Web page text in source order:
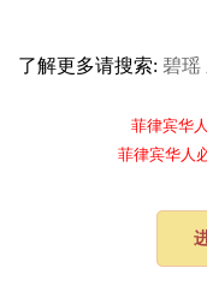
了解更多请搜索: 碧瑶
菲律宾华
菲律宾华人